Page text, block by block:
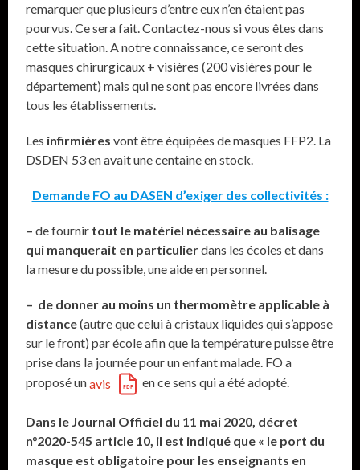
remarquer que plusieurs d’entre eux n’en étaient pas
pourvus. Ce sera fait. Contactez-nous si vous êtes dans
cette situation. A notre connaissance, ce seront des
masques chirurgicaux + visières (200 visières pour le
département) mais qui ne sont pas encore livrées dans
tous les établissements.
Les infirmières vont être équipées de masques FFP2. La
DSDEN 53 en avait une centaine en stock.
Demande FO au DASEN d’exiger des collectivités :
–de fournir tout le matériel nécessaire au balisage
qui manquerait en particulierdans les écoles et dans
la mesure du possible, une aide en personnel.
– de donner au moins un thermomètre applicable à
distance(autre que celui à cristaux liquides qui s’appose
sur le front) par école afin que la température puisse être
prise dans la journée pour un enfant malade. FO a
proposé unavis en ce sens qui a été adopté.
Dans le Journal Officiel du 11 mai 2020, décret
n°2020-545 article 10, il est indiqué que « le port du
masque est obligatoire pour les enseignants en